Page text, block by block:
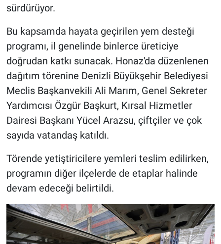
sürdürüyor.
Bu kapsamda hayata geçirilen yem desteği
programı, il genelinde binlerce üreticiye
doğrudan katkı sunacak. Honaz'da düzenlenen
dağıtım törenine Denizli Büyükşehir Belediyesi
Meclis Başkanvekili Ali Marım, Genel Sekreter
Yardımcısı Özgür Başkurt, Kırsal Hizmetler
Dairesi Başkanı Yücel Arazsu, çiftçiler ve çok
sayıda vatandaş katıldı.
Törende yetiştiricilere yemleri teslim edilirken,
programın diğer ilçelerde de etaplar halinde
devam edeceği belirtildi.